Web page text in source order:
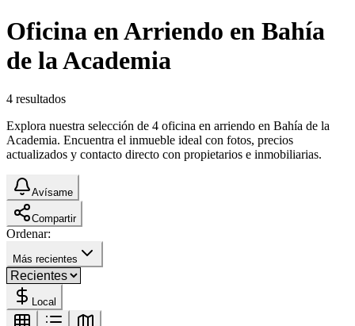
Oficina en Arriendo en Bahía
de la Academia
4 resultados
Explora nuestra selección de 4 oficina en arriendo en Bahía de la
Academia. Encuentra el inmueble ideal con fotos, precios
actualizados y contacto directo con propietarios e inmobiliarias.
Avísame
Compartir
Ordenar:
Más recientes
Local